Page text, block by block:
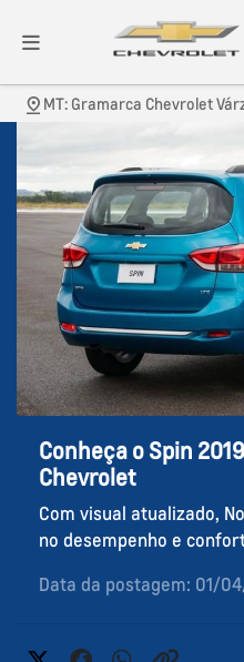
MT: Gramarca Chevrolet
Conheça o Spin
Chevrolet
Com visual atualizado,
no desempenho e
Data da postagem: 01/